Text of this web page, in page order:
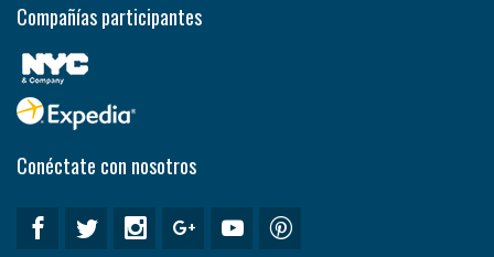
Compañías participantes
Conéctate con nosotros